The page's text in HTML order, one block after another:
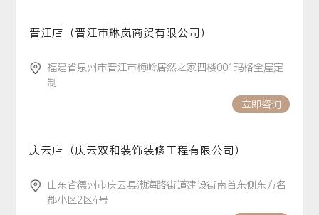
晋江店（晋江市琳岚商贸有限公司）
福建省泉州市晋江市梅岭居然之家四楼001玛格全屋定
制
立即咨询
庆云店（庆云双和装饰装修工程有限公司）
山东省德州市庆云县渤海路街道建设街南首东侧东方名
郡小区2区4号